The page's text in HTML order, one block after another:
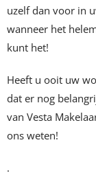
uzelf dan voor in
wanneer het
kunt het!
Heeft u ooit uw
dat er nog
van Vesta
ons weten!
.